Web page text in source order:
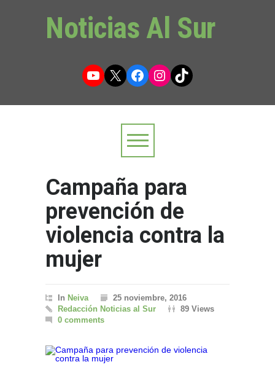
Noticias Al Sur
YouTube
X Facebook
Instagram
TikTok
Campaña para
prevención de
violencia contra la
mujer
In Neiva
25 noviembre, 2016
Redacción Noticias al Sur
89 Views
0 comments